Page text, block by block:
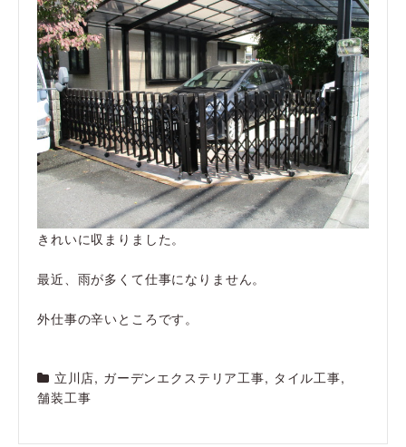
きれいに収まりました。
最近、雨が多くて仕事になりません。
外仕事の辛いところです。
立川店, ガーデンエクステリア工事, タイル工事,
舗装工事